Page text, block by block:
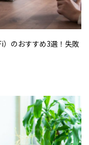
のおすすめ3選！失敗